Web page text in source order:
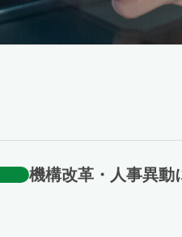
機構改革・人事異動